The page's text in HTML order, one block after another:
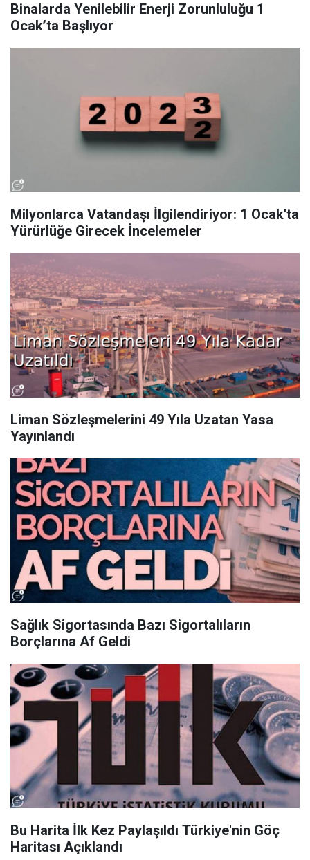
Binalarda Yenilebilir Enerji Zorunluluğu 1
Ocak’ta Başlıyor
Milyonlarca Vatandaşı İlgilendiriyor: 1 Ocak'ta
Yürürlüğe Girecek İncelemeler
Liman Sözleşmelerini 49 Yıla Uzatan Yasa
Yayınlandı
Sağlık Sigortasında Bazı Sigortalıların
Borçlarına Af Geldi
Bu Harita İlk Kez Paylaşıldı Türkiye'nin Göç
Haritası Açıklandı